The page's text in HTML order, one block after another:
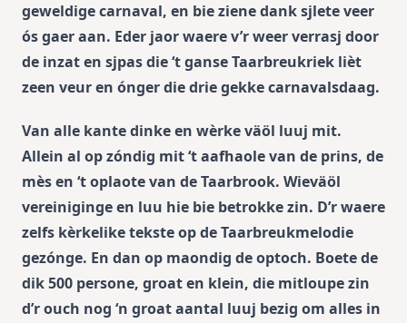
geweldige carnaval, en bie ziene dank sjlete veer
ós gaer aan. Eder jaor waere v’r weer verrasj door
de inzat en sjpas die ‘t ganse Taarbreukriek lièt
zeen veur en ónger die drie gekke carnavalsdaag.
Van alle kante dinke en wèrke väöl luuj mit.
Allein al op zóndig mit ‘t aafhaole van de prins, de
mès en ‘t oplaote van de Taarbrook. Wieväöl
vereiniginge en luu hie bie betrokke zin. D’r waere
zelfs kèrkelike tekste op de Taarbreukmelodie
gezónge. En dan op maondig de optoch. Boete de
dik 500 persone, groat en klein, die mitloupe zin
d’r ouch nog ‘n groat aantal luuj bezig om alles in